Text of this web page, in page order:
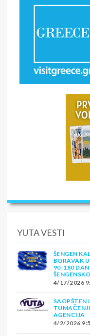
YUTA VESTI
ŠENGEN
BORAVAK
90-180
4/17/2026
AGENCIJA
4/2/2026